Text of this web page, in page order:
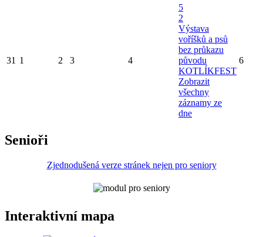
31 1 2 3 4
5
2
Výstava
voříšků a psů
bez průkazu
původu
KOTLÍKFEST
Zobrazit
všechny
záznamy ze
dne
6
Senioři
Zjednodušená verze stránek nejen pro seniory
Interaktivní mapa